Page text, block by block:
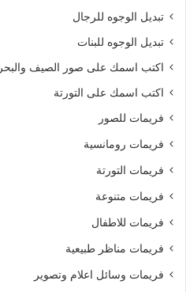
تبديل الوجوه للرجال
تبديل الوجوه للبنات
اكتب اسمك على صور الصيف والبحر
اكتب اسمك على التورتة
فريمات للصور
فريمات رومانسية
فريمات التورتة
فريمات متنوعة
فريمات للاطفال
فريمات مناظر طبيعية
فريمات وسائل اعلام وتصوير